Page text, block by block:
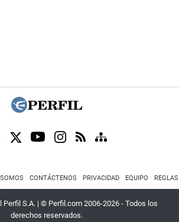
CONTÁCTENOS PRIVACIDAD EQUIPO
Perfil S.A. | © Perfil.com 2006-2026 - Todos los
derechos reservados.